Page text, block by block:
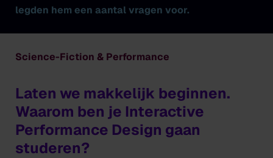
legden hem een aantal vragen voor.
Science-Fiction & Performance
Laten we makkelijk beginnen.
Waarom ben je Interactive
Performance Design gaan
studeren?